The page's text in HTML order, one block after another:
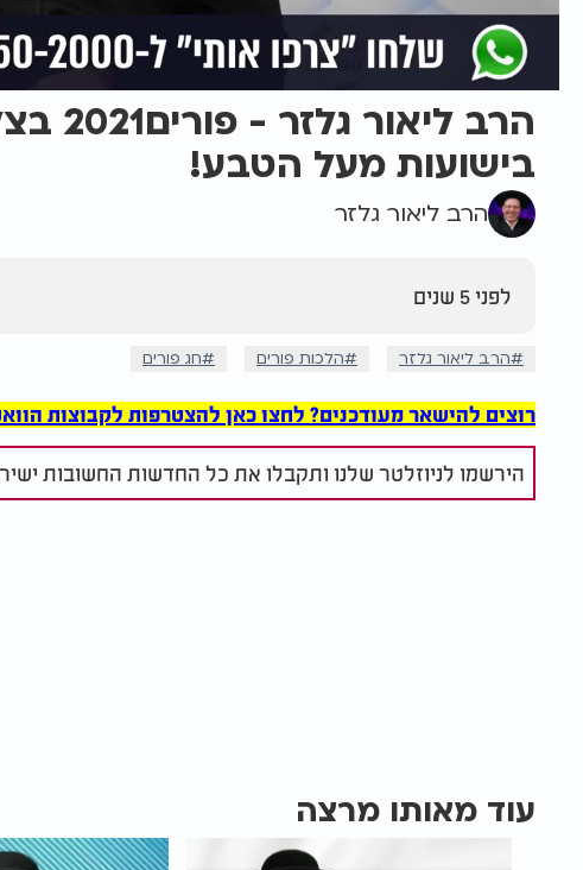
הרב
בישועות מעל הטבע!
הרב ליאור גלזר
לפני 5 שנים
הרב ליאור גלזר הלכות פורים חג פורים
רוצים להישאר מעודכנים? לחצו כאן להצטרפות לקבוצות הוואטסאפ
הירשמו לניוזלטר שלנו ותקבלו את כל החדשות החשובות
עוד מאותו מרצה